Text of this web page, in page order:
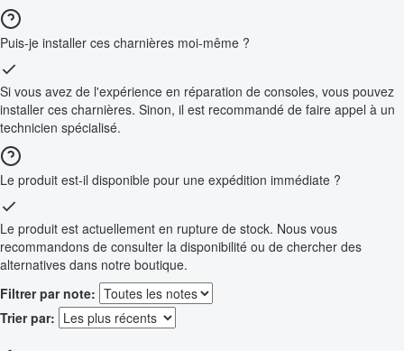
Puis-je installer ces charnières moi-même ?
Si vous avez de l'expérience en réparation de consoles, vous pouvez
installer ces charnières. Sinon, il est recommandé de faire appel à un
technicien spécialisé.
Le produit est-il disponible pour une expédition immédiate ?
Le produit est actuellement en rupture de stock. Nous vous
recommandons de consulter la disponibilité ou de chercher des
alternatives dans notre boutique.
Filtrer par note:
Trier par: